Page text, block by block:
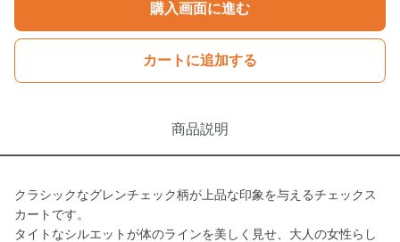
購入画面に進む
カートに追加する
商品説明
クラシックなグレンチェック柄が上品な印象を与えるチェックス
カートです。
タイトなシルエットが体のラインを美しく見せ、大人の女性らし